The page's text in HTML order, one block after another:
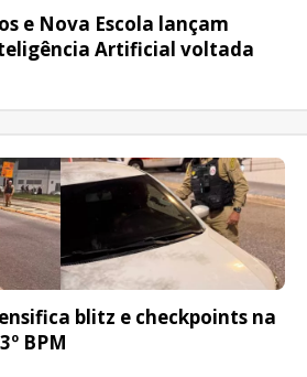
e Nova Escola lançam
Artificial voltada
blitz e checkpoints na
BPM